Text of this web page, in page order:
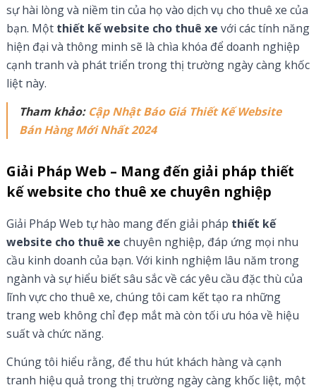
sự hài lòng và niềm tin của họ vào dịch vụ cho thuê xe của
bạn. Một thiết kế website cho thuê xe với các tính năng
hiện đại và thông minh sẽ là chìa khóa để doanh nghiệp
cạnh tranh và phát triển trong thị trường ngày càng khốc
liệt này.
Tham khảo: Cập Nhật Báo Giá Thiết Kế Website
Bán Hàng Mới Nhất 2024
Giải Pháp Web – Mang đến giải pháp thiết
kế website cho thuê xe chuyên nghiệp
Giải Pháp Web tự hào mang đến giải pháp thiết kế
website cho thuê xe chuyên nghiệp, đáp ứng mọi nhu
cầu kinh doanh của bạn. Với kinh nghiệm lâu năm trong
ngành và sự hiểu biết sâu sắc về các yêu cầu đặc thù của
lĩnh vực cho thuê xe, chúng tôi cam kết tạo ra những
trang web không chỉ đẹp mắt mà còn tối ưu hóa về hiệu
suất và chức năng.
Chúng tôi hiểu rằng, để thu hút khách hàng và cạnh
tranh hiệu quả trong thị trường ngày càng khốc liệt, một